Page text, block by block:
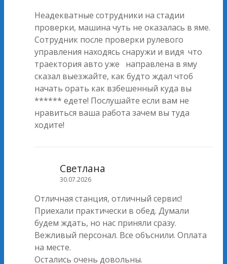
Неадекватные сотрудники на стадии
проверки, машина чуть не оказалась в яме.
Сотрудник после проверки рулевого
управления находясь снаружи и видя что
траектория авто уже направлена в яму
сказал выезжайте, как будто ждал чтоб
начать орать как взбешенный куда вы
****** едете! Послушайте если вам не
нравиться ваша работа зачем вы туда
ходите!
Светлана
30.07.2026
Отличная станция, отличный сервис!
Приехали практически в обед. Думали
будем ждать, но нас приняли сразу.
Вежливый персонал. Все объснили. Оплата
на месте.
Остались очень довольны.